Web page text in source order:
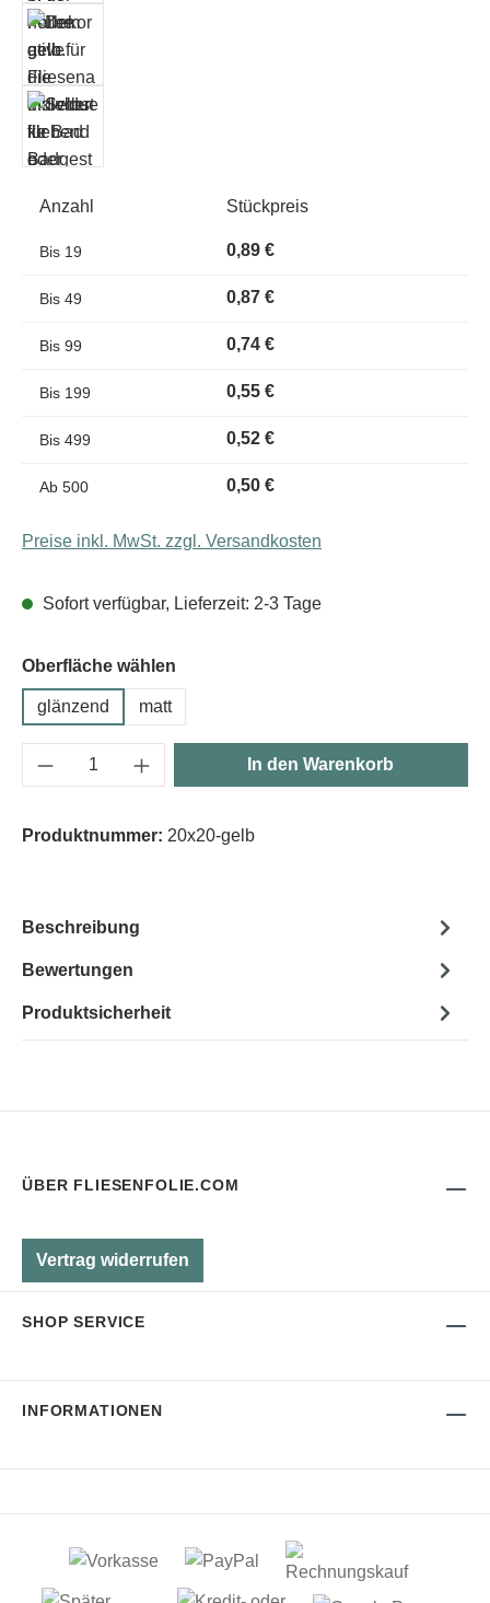
Anzahl Stückpreis
Bis 19 0,89 €
Bis 49 0,87 €
Bis 99 0,74 €
Bis 199 0,55 €
Bis 499 0,52 €
Ab 500 0,50 €
Preise inkl. MwSt. zzgl. Versandkosten
Sofort verfügbar, Lieferzeit: 2-3 Tage
Oberfläche wählen
glänzend matt
Produkt Anzahl: Gib den gewünschten
In den Warenkorb
Produktnummer: 20x20-gelb
Beschreibung
Bewertungen
Produktsicherheit
ÜBER FLIESENFOLIE.COM
Vertrag widerrufen
SHOP SERVICE
INFORMATIONEN